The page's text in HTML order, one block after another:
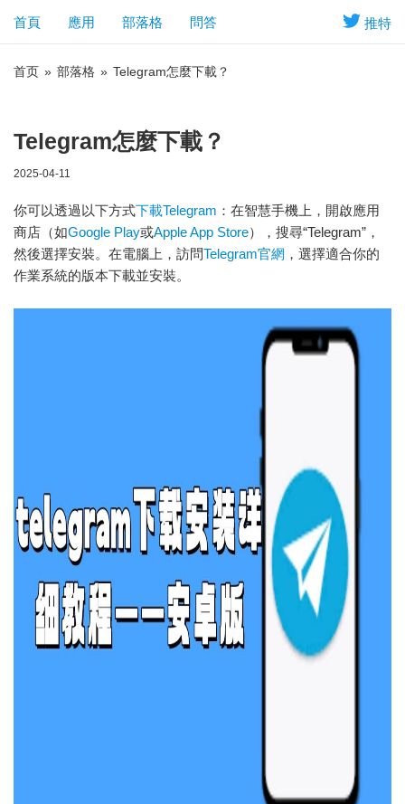
推特
首頁 應用 部落格 問答
首页 » 部落格 » Telegram怎麼下載？
Telegram怎麼下載？
2025-04-11
你可以透過以下方式下載Telegram ：在智慧手機上，開啟應用
商店（如Google Play或Apple App Store），搜尋“Telegram”，
然後選擇安裝。在電腦上，訪問Telegram官網 ，選擇適合你的
作業系統的版本下載並安裝。